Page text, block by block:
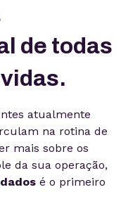
de todas
atualmente
na rotina de
mais sobre os
da sua operação,
é o primeiro